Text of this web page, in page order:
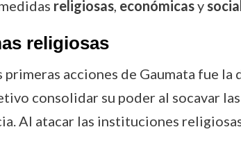
religiosas, económicasy
religiosas
primeras acciones de Gaumata fue
consolidar su poder al socavar
Al atacar las instituciones